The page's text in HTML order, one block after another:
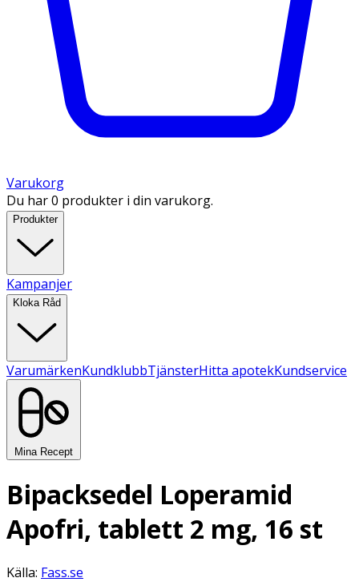
Varukorg
Du har 0 produkter i din varukorg.
Produkter
Kampanjer
Kloka Råd
VarumärkenKundklubbTjänsterHitta apotekKundservice
Mina Recept
Bipacksedel Loperamid
Apofri, tablett 2 mg, 16 st
Källa: Fass.se